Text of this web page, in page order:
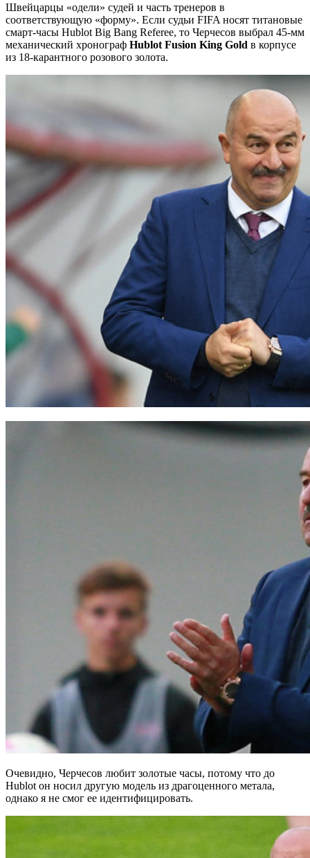
Швейцарцы «одели» судей и часть тренеров в
соответствующую «форму». Если судьи FIFA носят титановые
смарт-часы Hublot Big Bang Referee, то Черчесов выбрал 45-мм
механический хронограф Hublot Fusion King Gold в корпусе
из 18-карантного розового золота.
Очевидно, Черчесов любит золотые часы, потому что до
Hublot он носил другую модель из драгоценного метала,
однако я не смог ее идентифицировать.